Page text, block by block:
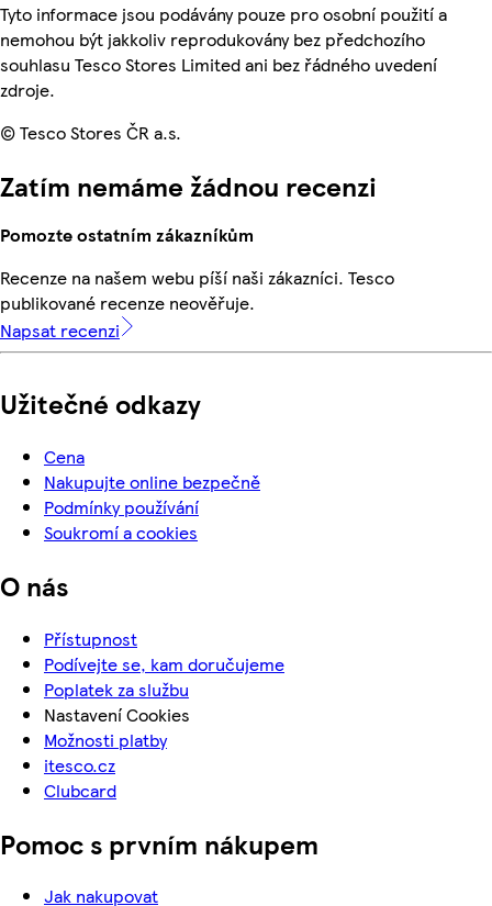
Tyto informace jsou podávány pouze pro osobní použití a
nemohou být jakkoliv reprodukovány bez předchozího
souhlasu Tesco Stores Limited ani bez řádného uvedení
zdroje.
© Tesco Stores ČR a.s.
Zatím nemáme žádnou recenzi
Pomozte ostatním zákazníkům
Recenze na našem webu píší naši zákazníci. Tesco
publikované recenze neověřuje.
Napsat recenzi
Užitečné odkazy
Cena
Nakupujte online bezpečně
Podmínky používání
Soukromí a cookies
O nás
Přístupnost
Podívejte se, kam doručujeme
Poplatek za službu
Nastavení Cookies
Možnosti platby
itesco.cz
Clubcard
Pomoc s prvním nákupem
Jak nakupovat